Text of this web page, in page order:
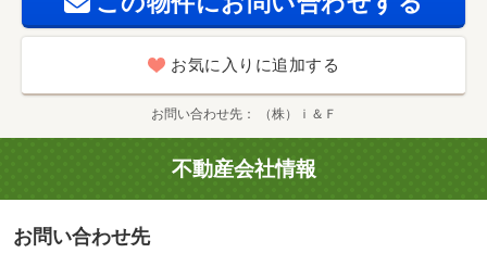
お気に入りに追加する
お問い合わせ先 （株）ｉ＆Ｆ
不動産会社情報
お問い合わせ先